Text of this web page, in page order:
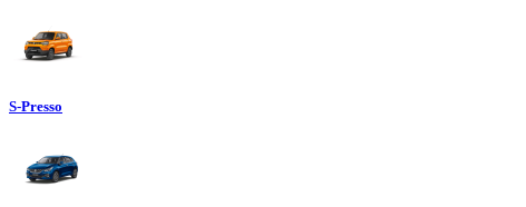
S-Presso